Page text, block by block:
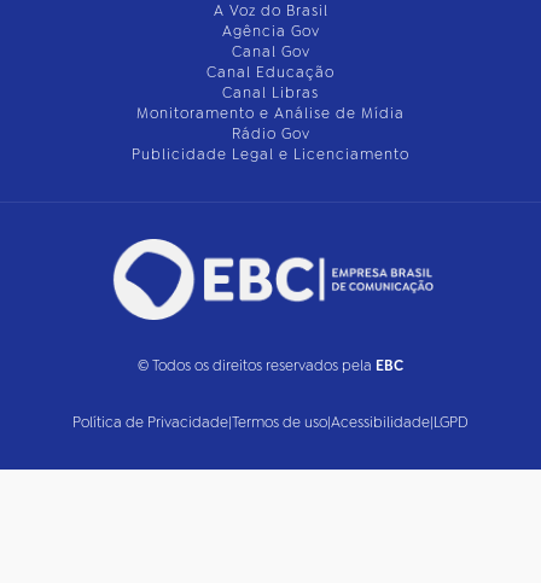
A Voz do Brasil
Agência Gov
Canal Gov
Canal Educação
Canal Libras
Monitoramento e Análise de Mídia
Rádio Gov
Publicidade Legal e Licenciamento
© Todos os direitos reservados pela EBC
Política de Privacidade|Termos de uso|Acessibilidade|LGPD